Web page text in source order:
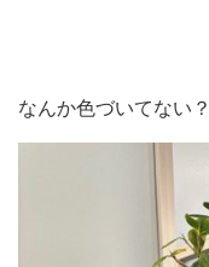
なんか色づいてない？